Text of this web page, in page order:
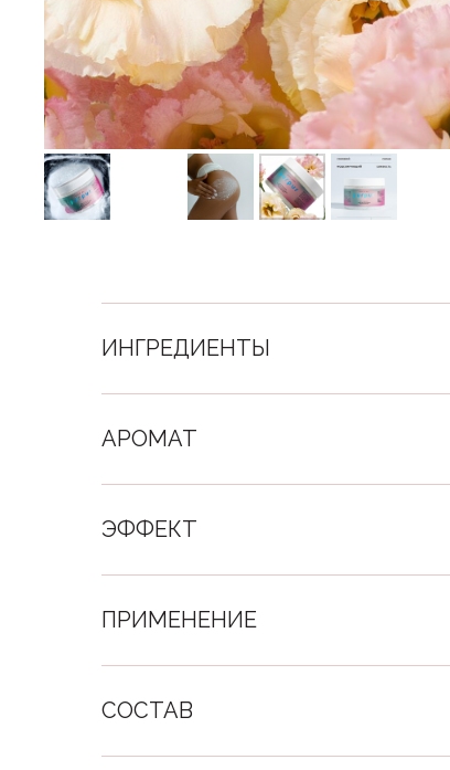
ИНГРЕДИЕНТЫ
АРОМАТ
ЭФФЕКТ
ПРИМЕНЕНИЕ
СОСТАВ